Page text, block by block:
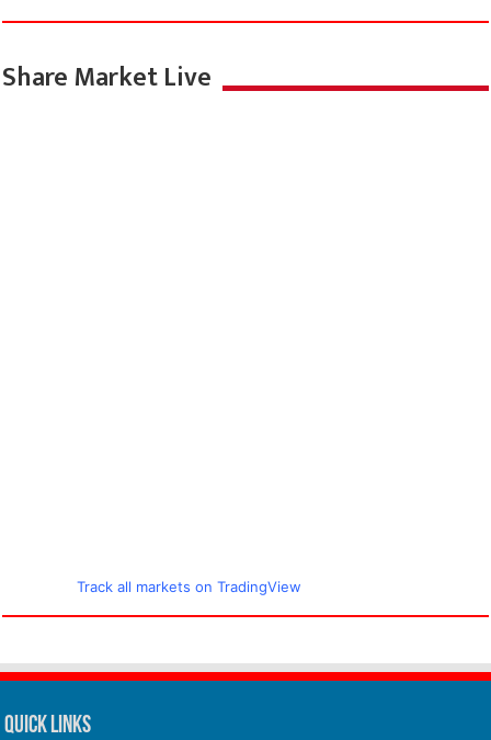
Share Market Live
Track all markets on TradingView
Quick Links